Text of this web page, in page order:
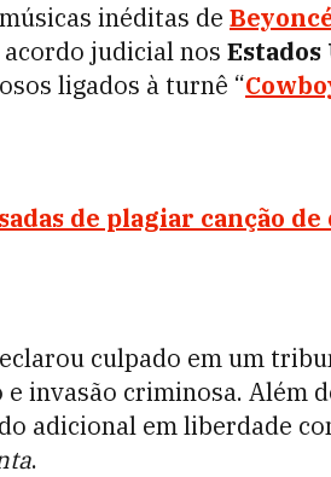
inéditas de
judicial nos
ligados à turnê “
de plagiar canção
culpado em um
invasão criminosa. Além
adicional em liberdade
.